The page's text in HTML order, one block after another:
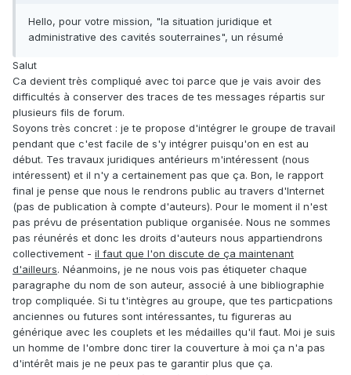
Hello, pour votre mission, "la situation juridique et
administrative des cavités souterraines", un résumé
Salut
Ca devient très compliqué avec toi parce que je vais avoir des
difficultés à conserver des traces de tes messages répartis sur
plusieurs fils de forum.
Soyons très concret : je te propose d'intégrer le groupe de travail
pendant que c'est facile de s'y intégrer puisqu'on en est au
début. Tes travaux juridiques antérieurs m'intéressent (nous
intéressent) et il n'y a certainement pas que ça. Bon, le rapport
final je pense que nous le rendrons public au travers d'Internet
(pas de publication à compte d'auteurs). Pour le moment il n'est
pas prévu de présentation publique organisée. Nous ne sommes
pas réunérés et donc les droits d'auteurs nous appartiendrons
collectivement - il faut que l'on discute de ça maintenant
d'ailleurs. Néanmoins, je ne nous vois pas étiqueter chaque
paragraphe du nom de son auteur, associé à une bibliographie
trop compliquée. Si tu t'intègres au groupe, que tes particpations
anciennes ou futures sont intéressantes, tu figureras au
générique avec les couplets et les médailles qu'il faut. Moi je suis
un homme de l'ombre donc tirer la couverture à moi ça n'a pas
d'intérêt mais je ne peux pas te garantir plus que ça.